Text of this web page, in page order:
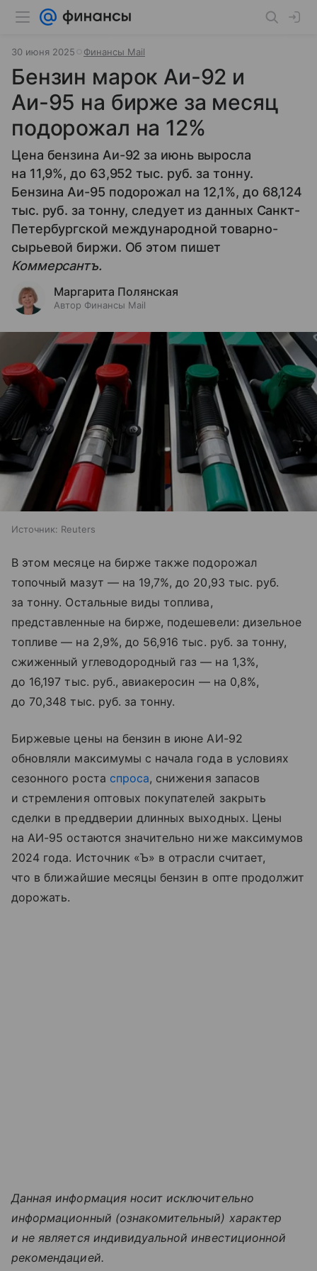
30 июня 2025 Финансы Mail
Бензин марок Аи-92 и
Аи-95 на бирже за месяц
подорожал на 12%
Цена бензина Аи-92 за июнь выросла
на 11,9%, до 63,952 тыс. руб. за тонну.
Бензина Аи-95 подорожал на 12,1%, до 68,124
тыс. руб. за тонну, следует из данных Санкт-
Петербургской международной товарно-
сырьевой биржи. Об этом пишет
Коммерсантъ.
Маргарита Полянская
Автор Финансы Mail
Источник: Reuters
В этом месяце на бирже также подорожал
топочный мазут — на 19,7%, до 20,93 тыс. руб.
за тонну. Остальные виды топлива,
представленные на бирже, подешевели: дизельное
топливе — на 2,9%, до 56,916 тыс. руб. за тонну,
сжиженный углеводородный газ — на 1,3%,
до 16,197 тыс. руб., авиакеросин — на 0,8%,
до 70,348 тыс. руб. за тонну.
Биржевые цены на бензин в июне АИ-92
обновляли максимумы с начала года в условиях
сезонного роста спроса, снижения запасов
и стремления оптовых покупателей закрыть
сделки в преддверии длинных выходных. Цены
на АИ-95 остаются значительно ниже максимумов
2024 года. Источник «Ъ» в отрасли считает,
что в ближайшие месяцы бензин в опте продолжит
дорожать.
Данная информация носит исключительно
информационный (ознакомительный) характер
и не является индивидуальной инвестиционной
рекомендацией.